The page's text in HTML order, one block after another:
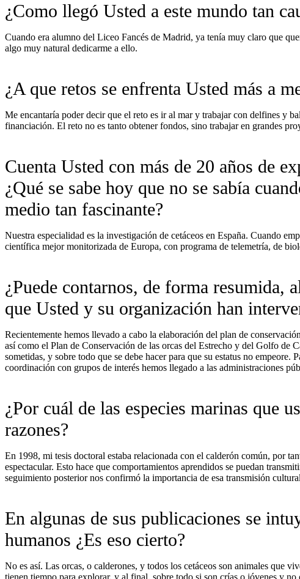
¿Como llegó Usted a este mundo tan
Cuando era alumno del Liceo Fancés de Madrid, ya tenía muy claro que
algo muy natural dedicarme a ello.
¿A que retos se enfrenta Usted más a
Me encantaría poder decir que el reto es ir al mar y trabajar con delfines y
financiación. El reto no es tanto obtener fondos, sino trabajar en grandes
Cuenta Usted con más de 20 años de
¿Qué se sabe hoy que no se sabía
medio tan fascinante?
Nuestra especialidad es la investigación de cetáceos en España. Cuando
científica mejor monitorizada de Europa, con programa de telemetría, de
¿Puede contarnos, de forma resumida,
que Usted y su organización han
Recientemente hemos llevado a cabo la elaboración del plan de
así como el Plan de Conservación de las orcas del Estrecho y del Golfo de
sometidas, y sobre todo que se debe hacer para que su estatus no
coordinación con grupos de interés hemos llegado a las administraciones
¿Por cuál de las especies marinas que
razones?
En 1998, mi tesis doctoral estaba relacionada con el calderón común, por
espectacular. Esto hace que comportamientos aprendidos se puedan
seguimiento posterior nos confirmó la importancia de esa transmisión
En algunas de sus publicaciones se
humanos ¿Es eso cierto?
No es así. Las orcas, o calderones, y todos los cetáceos son animales que
tienen tiempo para explorar, y al final, sobre todo si son crías o jóvenes y